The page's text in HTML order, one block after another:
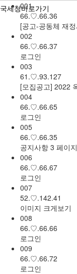
국세청바로가기
001
66.♡.66.36
002
66.♡.66.37
로그인
003
61.♡.93.127
004
66.♡.66.65
로그인
005
66.♡.66.35
공지사항 3 페이지
006
66.♡.66.67
로그인
007
52.♡.142.41
이미지 크게보기
008
66.♡.66.66
로그인
009
66.♡.66.72
로그인